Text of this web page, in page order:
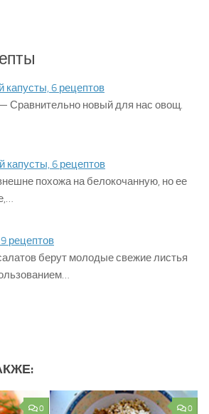
капусты, 6 рецептов
Сравнительно новый для нас овощ.
капусты, 6 рецептов
похожа на белокочанную, но ее
рецептов
берут молодые свежие листья
0 0